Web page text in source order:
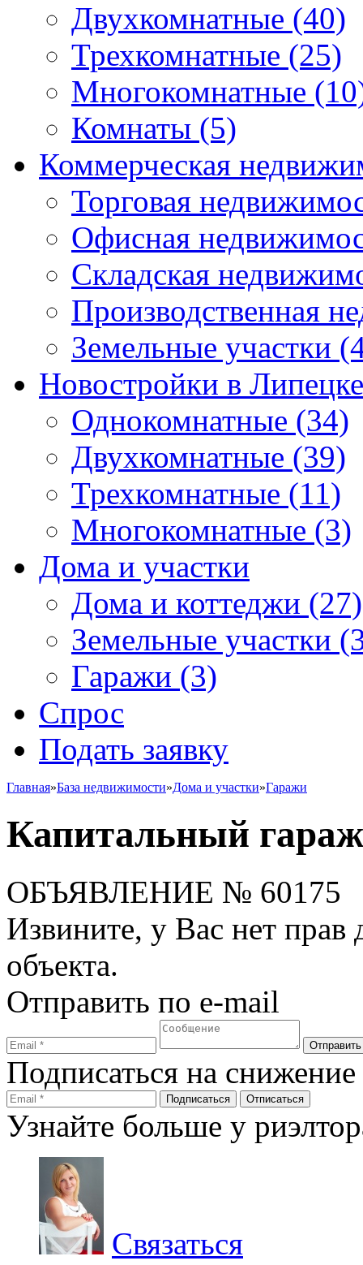
Двухкомнатные (40)
Трехкомнатные (25)
Многокомнатные
Комнаты (5)
Коммерческая
Торговая
Офисная
Складская
Производственная
Земельные участки
Новостройки в Липецке
Однокомнатные (34)
Двухкомнатные (39)
Трехкомнатные (11)
Многокомнатные (3)
Дома и участки
Дома и коттеджи (27)
Земельные участки
Гаражи (3)
Спрос
Подать заявку
Главная»База недвижимости»Дома и участки»Гаражи
Капитальный гараж
ОБЪЯВЛЕНИЕ № 60175
Извините, у Вас нет прав
объекта.
Отправить по e-mail
Подписаться на
Узнайте больше у
Связаться